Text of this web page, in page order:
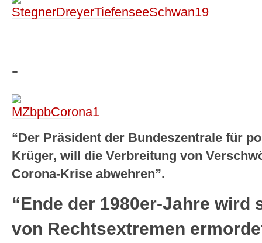
-
“Der Präsident der Bundeszentrale für
Krüger, will die Verbreitung von
Corona-Krise abwehren”.
“Ende der 1980er-Jahre wird
von Rechtsextremen